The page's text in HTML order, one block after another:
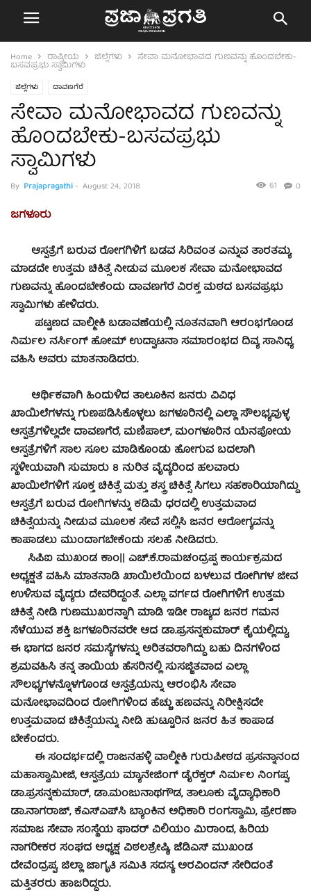
Home ರಾಷ್ಟ್ರೀಯ ಜಿಲ್ಲೆಗಳು ಸೇವಾ ಮನೋಭಾವದ ಗುಣವನ್ನು ಹೊಂದಬೇಕು-
ಬಸವಪ್ರಭು ಸ್ವಾಮಿಗಳು
ಜಿಲ್ಲೆಗಳು ದಾವಣಗೆರೆ
ಸೇವಾ ಮನೋಭಾವದ ಗುಣವನ್ನು
ಹೊಂದಬೇಕು-ಬಸವಪ್ರಭು
ಸ್ವಾಮಿಗಳು
By Prajapragathi- August 24, 2018 0
61
ಜಗಳೂರು
ಆಸ್ಪತ್ರೆಗೆ ಬರುವ ರೋಗಗಿಳಿಗೆ ಬಡವ ಸಿರಿವಂತ ಎನ್ನುವ ತಾರತಮ್ಯ
ಮಾಡದೇ ಉತ್ತಮ ಚಿಕಿತ್ಸೆ ನೀಡುವ ಮೂಲಕ ಸೇವಾ ಮನೋಭಾವದ
ಗುಣವನ್ನು ಹೊಂದಬೇಕೆಂದು ದಾವಣಗೆರೆ ವಿರಕ್ತ ಮಠದ ಬಸವಪ್ರಭು
ಸ್ವಾಮಿಗಳು ಹೇಳಿದರು.
ಪಟ್ಟಣದ ವಾಲ್ಮೀಕಿ ಬಡಾವಣೆಯಲ್ಲಿ ನೂತನವಾಗಿ ಆರಂಭಗೊಂಡ
ನಿರ್ಮಲ ನರ್ಸಿಂಗ್ ಹೋಮ್ ಉದ್ಘಾಟನಾ ಸಮಾರಂಭದ ದಿವ್ಯ ಸಾನಿಧ್ಯ
ವಹಿಸಿ ಅವರು ಮಾತನಾಡಿದರು.
ಆರ್ಥಿಕವಾಗಿ ಹಿಂದುಳಿದ ತಾಲೂಕಿನ ಜನರು ವಿವಿಧ
ಖಾಯಿಲೆಗಳನ್ನು ಗುಣಪಡಿಸಿಕೊಳ್ಳಲು ಜಗಳೂರಿನಲ್ಲಿ ಎಲ್ಲಾ ಸೌಲಭ್ಯವುಳ್ಳ
ಆಸ್ಪತ್ರೆಗಳಿಲ್ಲದೇ ದಾವಣಗೆರೆ, ಮಣಿಪಾಲ್, ಮಂಗಳೂರಿನ ಯೆನಪೋಯ
ಆಸ್ಪತ್ರೆಗಳಿಗೆ ಸಾಲ ಸೂಲ ಮಾಡಿಕೊಂಡು ಹೋಗುವ ಬದಲಾಗಿ
ಸ್ಥಳೀಯವಾಗಿ ಸುಮಾರು 8 ನುರಿತ ವೈದ್ಯರಿಂದ ಹಲವಾರು
ಖಾಯಿಲೆಗಳಿಗೆ ಸೂಕ್ತ ಚಿಕಿತ್ಸೆ ಮತ್ತು ಶಸ್ತ್ರ ಚಿಕಿತ್ಸೆ ಸಿಗಲು ಸಹಕಾರಿಯಾಗಿದ್ದು
ಆಸ್ಪತ್ರೆಗೆ ಬರುವ ರೋಗಿಗಳನ್ನು ಕಡಿಮೆ ಧರದಲ್ಲಿ ಉತ್ತಮವಾದ
ಚಿಕಿತ್ಸೆಯನ್ನು ನೀಡುವ ಮೂಲಕ ಸೇವೆ ಸಲ್ಲಿಸಿ ಜನರ ಆರೋಗ್ಯವನ್ನು
ಕಾಪಾಡಲು ಮುಂದಾಗಬೇಕೆಂದು ಸಲಹೆ ನೀಡಿದರು.
ಸಿಪಿಐ ಮುಖಂಡ ಕಾಂ|| ಎಚ್.ಕೆ.ರಾಮಚಂದ್ರಪ್ಪ ಕಾರ್ಯಕ್ರಮದ
ಅಧ್ಯಕ್ಷತೆ ವಹಿಸಿ ಮಾತನಾಡಿ ಖಾಯಿಲೆಯಿಂದ ಬಳಲುವ ರೋಗಿಗಳ ಜೀವ
ಉಳಿಸುವ ವೈದ್ಯರು ದೇವರಿದ್ದಂತೆ. ಎಲ್ಲಾ ವರ್ಗದ ರೋಗಿಗಳಿಗೆ ಉತ್ತಮ
ಚಿಕಿತ್ಸೆ ನೀಡಿ ಗುಣಮುಖರನ್ನಾಗಿ ಮಾಡಿ ಇಡೀ ರಾಜ್ಯದ ಜನರ ಗಮನ
ಸೆಳೆಯುವ ಶಕ್ತಿ ಜಗಳೂರಿನವರೇ ಆದ ಡಾ.ಪ್ರಸನ್ನಕುಮಾರ್ ಕೈಯಲ್ಲಿದ್ದು,
ಈ ಭಾಗದ ಜನರ ಸಮಸ್ಯೆಗಳನ್ನು ಅರಿತವರಾಗಿದ್ದು ಬಹು ದಿನಗಳಿಂದ
ಶ್ರಮವಹಿಸಿ ತನ್ನ ತಾಯಿಯ ಹೆಸರಿನಲ್ಲಿ ಸುಸಜ್ಜಿತವಾದ ಎಲ್ಲಾ
ಸೌಲಭ್ಯಗಳನ್ನೊಳಗೊಂಡ ಆಸ್ಪತ್ರೆಯನ್ನು ಆರಂಭಿಸಿ ಸೇವಾ
ಮನೋಭಾವದಿಂದ ರೋಗಿಗಳಿಂದ ಹೆಚ್ಚು ಹಣವನ್ನು ನಿರೀಕ್ಷಿಸದೇ
ಉತ್ತಮವಾದ ಚಿಕಿತ್ಸೆಯನ್ನು ನೀಡಿ ಹುಟ್ಟೂರಿನ ಜನರ ಹಿತ ಕಾಪಾಡ
ಬೇಕೆಂದರು.
ಈ ಸಂದರ್ಭದಲ್ಲಿ ರಾಜನಹಳ್ಳಿ ವಾಲ್ಮೀಕಿ ಗುರುಪೀಠದ ಪ್ರಸನ್ನಾನಂದ
ಮಹಾಸ್ವಾಮೀಜಿ, ಆಸ್ಪತ್ರೆಯ ಮ್ಯಾನೇಜಿಂಗ್ ಡೈರೆಕ್ಟರ್ ನಿರ್ಮಲ ನಿಂಗಪ್ಪ,
ಡಾ.ಪ್ರಸನ್ನಕುಮಾರ್, ಡಾ.ಮಂಜುನಾಥಗೌಡ, ತಾಲೂಕು ವೈದ್ಯಾಧಿಕಾರಿ
ಡಾ.ನಾಗರಾಜ್, ಕೆಎಸ್‍ಎಪ್‍ಸಿ ಬ್ಯಾಂಕಿನ ಅಧಿಕಾರಿ ರಂಗಸ್ವಾಮಿ, ಪ್ರೇರಣಾ
ಸಮಾಜ ಸೇವಾ ಸಂಸ್ಥೆಯ ಫಾದರ್ ವಿಲಿಯಂ ಮಿರಾಂದ, ಹಿರಿಯ
ನಾಗರೀಕರ ಸಂಘದ ಅಧ್ಯಕ್ಷ ವಿಠಲಶ್ರೇಷ್ಠಿ, ಜೆಡಿಎಸ್ ಮುಖಂಡ
ದೇವೆಂದ್ರಪ್ಪ, ಜಿಲ್ಲಾ ಜಾಗೃತಿ ಸಮಿತಿ ಸದಸ್ಯ ಅರವಿಂದನ್ ಸೇರಿದಂತೆ
ಮತ್ತಿತರರು ಹಾಜರಿದ್ದರು.